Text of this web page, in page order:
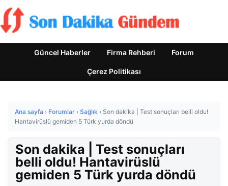
Güncel Haberler Firma Rehberi Forum
Çerez Politikası
Ana sayfa › Forumlar › Sağlık › Son dakika | Test sonuçları belli oldu!
Hantavirüslü gemiden 5 Türk yurda döndü
Son dakika | Test sonuçları
belli oldu! Hantavirüslü
gemiden 5 Türk yurda döndü